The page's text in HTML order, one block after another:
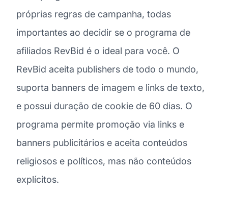
próprias regras de campanha, todas
importantes ao decidir se o programa de
afiliados RevBid é o ideal para você. O
RevBid aceita publishers de todo o mundo,
suporta banners de imagem e links de texto,
e possui duração de cookie de 60 dias. O
programa permite promoção via links e
banners publicitários e aceita conteúdos
religiosos e políticos, mas não conteúdos
explícitos.